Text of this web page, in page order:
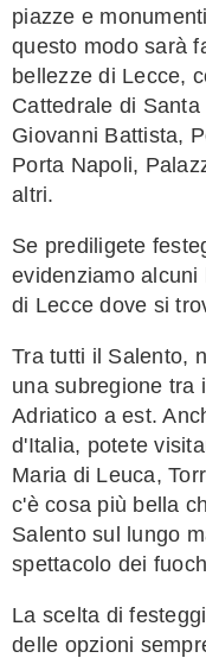
piazze e
questo modo sarà
bellezze di Lecce,
Cattedrale di
Giovanni Battista,
Porta Napoli,
altri.
Se prediligete
evidenziamo
di Lecce dove si
Tra tutti il Salento,
una subregione tra
Adriatico a est.
d'Italia, potete
Maria di Leuca,
c'è cosa più bella
Salento sul lungo
spettacolo dei
La scelta di
delle opzioni